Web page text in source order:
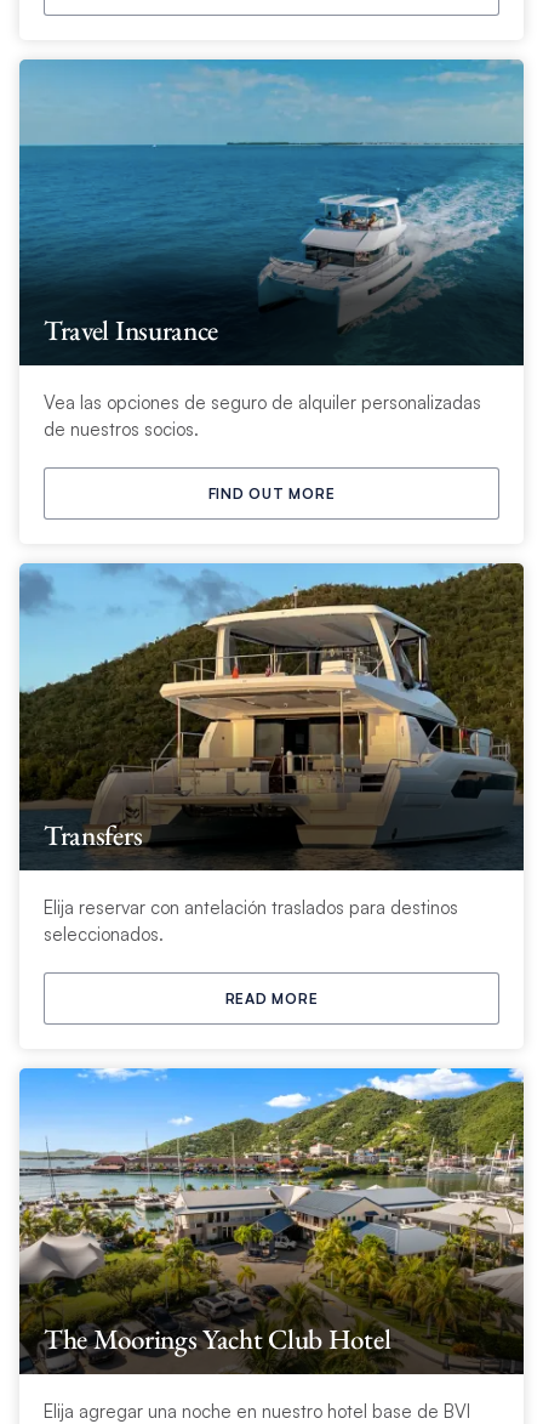
Travel Insurance
Vea las opciones de seguro de alquiler personalizadas
de nuestros socios.
FIND OUT MORE
Transfers
Elija reservar con antelación traslados para destinos
seleccionados.
READ MORE
The Moorings Yacht Club Hotel
Elija agregar una noche en nuestro hotel base de BVI